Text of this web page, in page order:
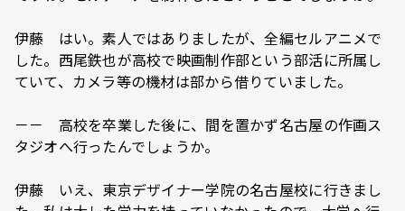
伊藤 はい。素人ではありましたが、全編セルアニメで
した。西尾鉄也が高校で映画制作部という部活に所属し
ていて、カメラ等の機材は部から借りていました。
－－ 高校を卒業した後に、間を置かず名古屋の作画ス
タジオへ行ったんでしょうか。
伊藤 いえ、東京デザイナー学院の名古屋校に行きまし